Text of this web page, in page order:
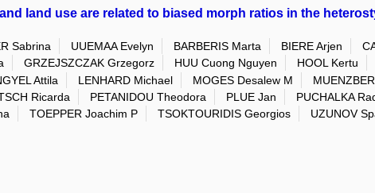
land use are related to biased morph ratios in the
Sabrina UUEMAA Evelyn BARBERIS Marta BIERE Arjen
GRZEJSZCZAK Grzegorz HUU Cuong Nguyen HOOL Kertu
Attila LENHARD Michael MOGES Desalew M
Ricarda PETANIDOU Theodora PLUE Jan
PUCHALKA
TOEPPER Joachim P TSOKTOURIDIS Georgios UZUNOV